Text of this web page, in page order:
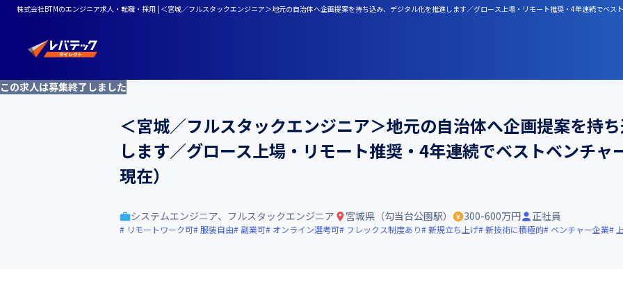
株式会社BTMのエンジニア求人・転職・採用 | ＜宮城／フルスタックエンジニア＞地元の自治体へ企画提案を持ち込み、デジタル化を推進します／グロース上場・リモート推奨・4年連続でベス
この求人は募集終了しました
＜宮城／フルスタックエンジニア＞地元の自治体へ企画提案を持
します／グロース上場・リモート推奨・4年連続でベストベンチャ
現在）
システムエンジニア、フルスタックエンジニア 宮城県（勾当台公園駅） 300-600万円 正社員
リモートワーク可 服装自由 副業可 オンライン選考可 フレックス制度あり 新規立ち上げ 新技術に積極的 ベンチャー企業